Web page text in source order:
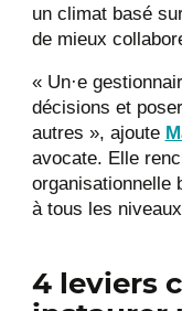
un climat basé
de mieux
« Un·e
décisions et
autres », ajoute
avocate. Elle
organisationnelle
à tous les
4 leviers